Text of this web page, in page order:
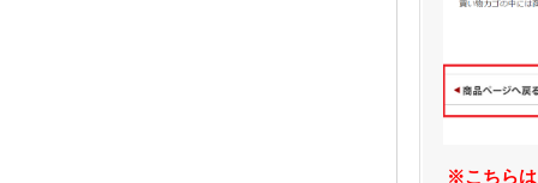
※こちら